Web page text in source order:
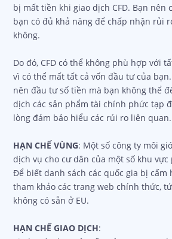
bị mất tiền khi giao dịch CFD. Bạn nên
bạn có đủ khả năng để chấp nhận rủi
không.
Do đó, CFD có thể không phù hợp với
vì có thể mất tất cả vốn đầu tư của
nên đầu tư số tiền mà bạn không thể
dịch các sản phẩm tài chính phức tạp
lòng đảm bảo hiểu các rủi ro liên quan.
HẠN CHẾ VÙNG: Một số công ty môi
dịch vụ cho cư dân của một số khu
Để biết danh sách các quốc gia bị cấm
tham khảo các trang web chính thức,
không có sẵn ở EU.
HẠN CHẾ GIAO DỊCH: